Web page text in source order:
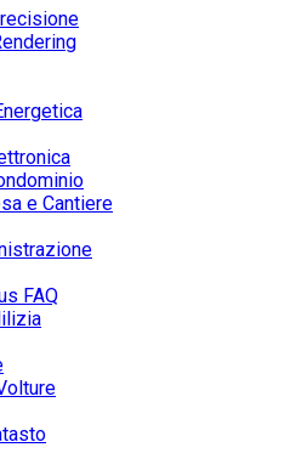
e Cantiere
FAQ